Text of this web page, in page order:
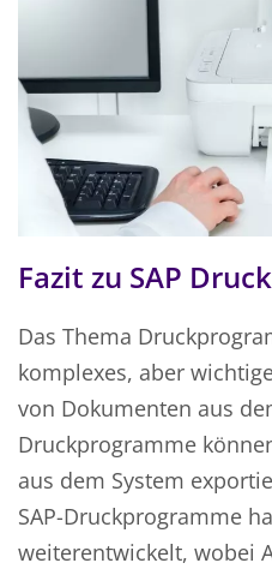
Fazit zu SAP
Das Thema
komplexes, aber
von Dokumenten aus
Druckprogramme
aus dem System
SAP-Druckprogramme
weiterentwickelt, wobei